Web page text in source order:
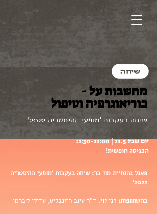
מחשבות על -
כוריאוגרפיה וטיפול
שיחה בעקבות 'מופעי ההיסטריה 2022'
יום שבת 21.5 | 21:30-21:00
הכניסה חופשית!
פאנל בהנחיית מור בר: שיחה בעקבות 'מופעי ההיסטריה
2022'
בהשתתפות: רני לוי, ד"ר עינב רוזנבליט, עדילי ליברמן